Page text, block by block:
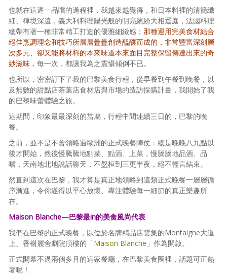
也就在這逐一品嚐的過程裡，我越來越覺得，和日本料裡的清簡纖
細、禪境深遠，義大利料理陽光般的明亮繽紛大相逕庭，法國料理
總帶有著一種非常精工打造的優雅細緻感； 那種運用完美食材結合
絕佳烹調理念和技巧所層層疊疊創造醞釀而成的，非常豐富深刻層
次多元、卻又能將材料的本來味道本來面目完整保留傳達出來的奇
妙滋味 ，每一次，都讓我為之震懾傾倒不已。
也所以，密密訂下了我的巴黎美食行程，從早餐到午餐到晚餐，以
及無數的甜點店茶葉店食材店與市場的造訪採購計畫，我開始了我
的巴黎味蕾體驗之旅。
這期間，印象最最深刻的當屬，行程中間連續三日的，巴黎的晚
餐。
之前，並不是不曾領略過歐洲的正式晚餐陣仗：總是晚晚八九點以
後才開始，然後慢騰騰地點菜、點酒、上菜，慢騰騰地品酒、品
嚐，天南地北地說話聊天，不盤桓到三更半夜，絕不輕言結束。
然直到這次在巴黎，我才算是真正地領略到這類正式晚餐一層層循
序漸進，令你遂得以平心放懷、專注體驗每一細節的真正樂趣所
在。
Maison Blanche—巴黎最in的美食風尚代表
我們在巴黎的正式晚餐，以位於名牌精品店雲集的Montaigne大道
上、香榭麗舍劇院頂樓的「Maison Blanche 」作為開啟。
正式開幕不過兩個多月的這家餐廳，在巴黎美食圈裡，話題可正熱
著呢！